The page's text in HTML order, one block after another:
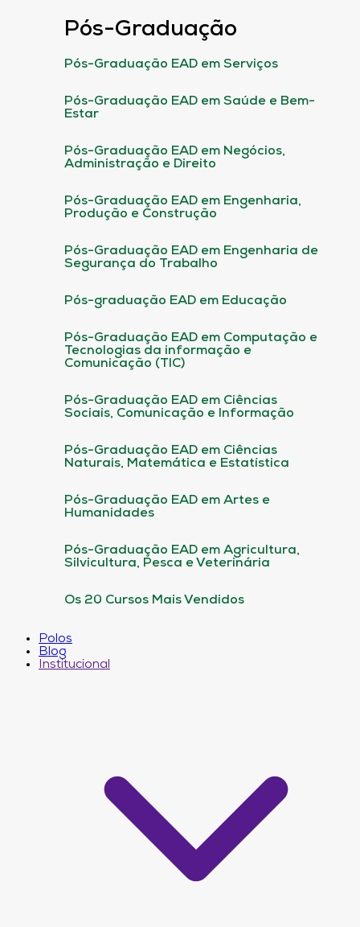
Pós-Graduação
Pós-Graduação EAD em Serviços
Pós-Graduação EAD em Saúde e Bem-
Estar
Pós-Graduação EAD em Negócios,
Administração e Direito
Pós-Graduação EAD em Engenharia,
Produção e Construção
Pós-Graduação EAD em Engenharia de
Segurança do Trabalho
Pós-graduação EAD em Educação
Pós-Graduação EAD em Computação e
Tecnologias da informação e
Comunicação (TIC)
Pós-Graduação EAD em Ciências
Sociais, Comunicação e Informação
Pós-Graduação EAD em Ciências
Naturais, Matemática e Estatística
Pós-Graduação EAD em Artes e
Humanidades
Pós-Graduação EAD em Agricultura,
Silvicultura, Pesca e Veterinária
Os 20 Cursos Mais Vendidos
Polos
Blog
Institucional